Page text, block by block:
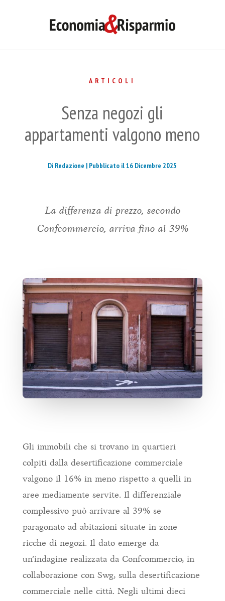
ARTICOLI
Senza negozi gli
appartamenti valgono meno
Di Redazione | Pubblicato il 16 Dicembre 2025
La differenza di prezzo, secondo
Confcommercio, arriva fino al 39%
Gli immobili che si trovano in quartieri
colpiti dalla desertificazione commerciale
valgono il 16% in meno rispetto a quelli in
aree mediamente servite. Il differenziale
complessivo può arrivare al 39% se
paragonato ad abitazioni situate in zone
ricche di negozi. Il dato emerge da
un’indagine realizzata da Confcommercio, in
collaborazione con Swg, sulla desertificazione
commerciale nelle città. Negli ultimi dieci